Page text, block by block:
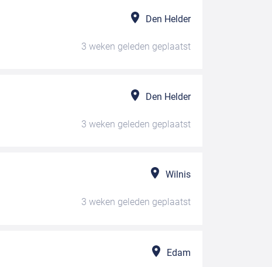
Den Helder
3 weken geleden geplaatst
Den Helder
3 weken geleden geplaatst
Wilnis
3 weken geleden geplaatst
Edam